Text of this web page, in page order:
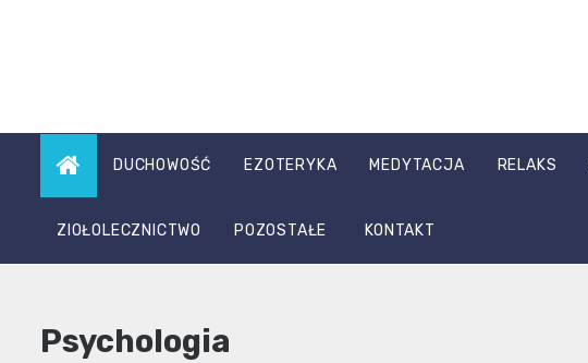
DUCHOWOŚĆ EZOTERYKA MEDYTACJA RELAKS
ZIOŁOLECZNICTWO POZOSTAŁE KONTAKT
Psychologia